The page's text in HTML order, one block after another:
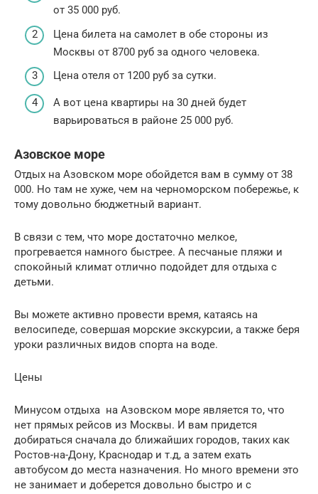
от 35 000 руб.
Цена билета на самолет в обе стороны из
Москвы от 8700 руб за одного человека.
Цена отеля от 1200 руб за сутки.
А вот цена квартиры на 30 дней будет
варьироваться в районе 25 000 руб.
Азовское море
Отдых на Азовском море обойдется вам в сумму от 38
000. Но там не хуже, чем на черноморском побережье, к
тому довольно бюджетный вариант.
В связи с тем, что море достаточно мелкое,
прогревается намного быстрее. А песчаные пляжи и
спокойный климат отлично подойдет для отдыха с
детьми.
Вы можете активно провести время, катаясь на
велосипеде, совершая морские экскурсии, а также беря
уроки различных видов спорта на воде.
Цены
Минусом отдыха на Азовском море является то, что
нет прямых рейсов из Москвы. И вам придется
добираться сначала до ближайших городов, таких как
Ростов-на-Дону, Краснодар и т.д, а затем ехать
автобусом до места назначения. Но много времени это
не занимает и доберется довольно быстро и с